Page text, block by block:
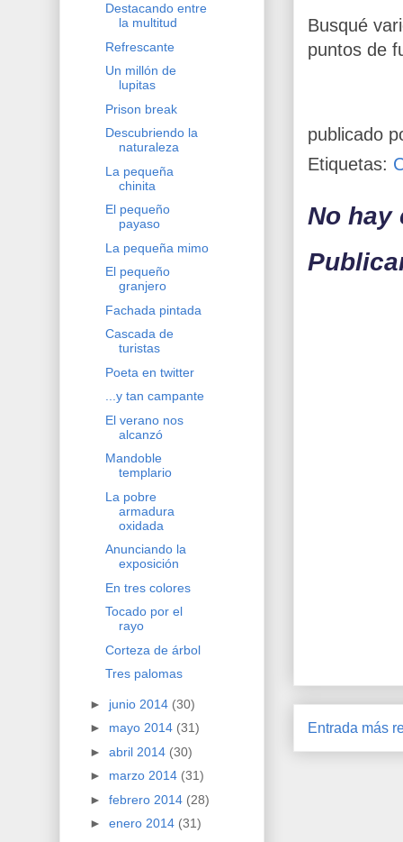
Busqué
puntos de
publicado
Etiquetas:
No hay
Entrada más
Destacando entre
la multitud
Refrescante
Un millón de
lupitas
Prison break
Descubriendo la
naturaleza
La pequeña
chinita
El pequeño
payaso
La pequeña mimo
El pequeño
granjero
Fachada pintada
Cascada de
turistas
Poeta en twitter
...y tan campante
El verano nos
alcanzó
Mandoble
templario
La pobre
armadura
oxidada
Anunciando la
exposición
En tres colores
Tocado por el
rayo
Corteza de árbol
Tres palomas
► junio 2014 (30)
► mayo 2014 (31)
► abril 2014 (30)
► marzo 2014 (31)
► febrero 2014 (28)
► enero 2014 (31)